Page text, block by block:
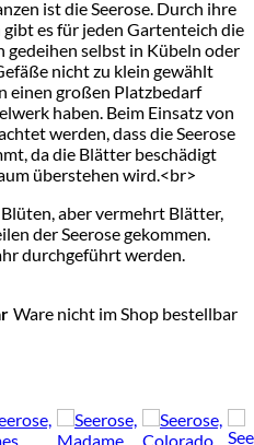
ist die Seerose. Durch ihre
es für jeden Gartenteich die
gedeihen selbst in Kübeln oder
nicht zu klein gewählt
einen großen Platzbedarf
haben. Beim Einsatz von
werden, dass die Seerose
da die Blätter beschädigt
überstehen wird.<br>
aber vermehrt Blätter,
der Seerose gekommen.
durchgeführt werden.
Ware nicht im Shop bestellbar